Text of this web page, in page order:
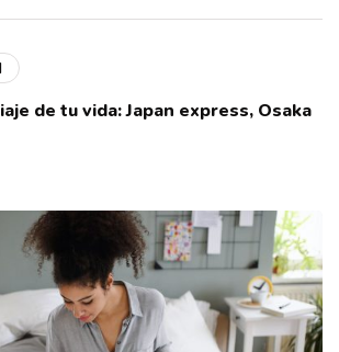
de tu vida: Japan express, Osaka